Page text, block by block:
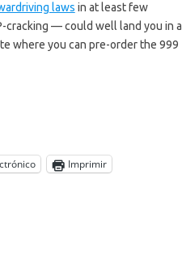
laws in at least few
cracking — could well land you in a
where you can pre-order the 999
Imprimir